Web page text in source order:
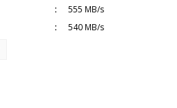
555 MB/s
540 MB/s